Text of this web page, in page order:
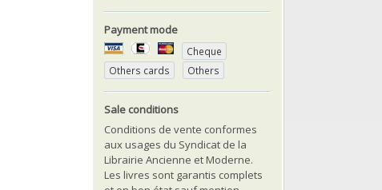
Payment mode
Cheque
Others cards
Others
Sale conditions
Conditions de vente conformes
aux usages du Syndicat de la
Librairie Ancienne et Moderne.
Les livres sont garantis complets